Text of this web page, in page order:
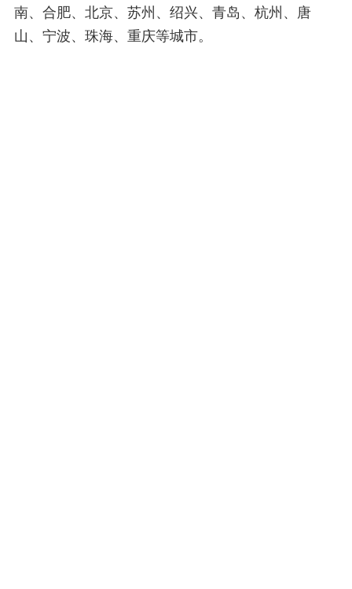
南、合肥、北京、苏州、绍兴、青岛、杭州、唐
山、宁波、珠海、重庆等城市。